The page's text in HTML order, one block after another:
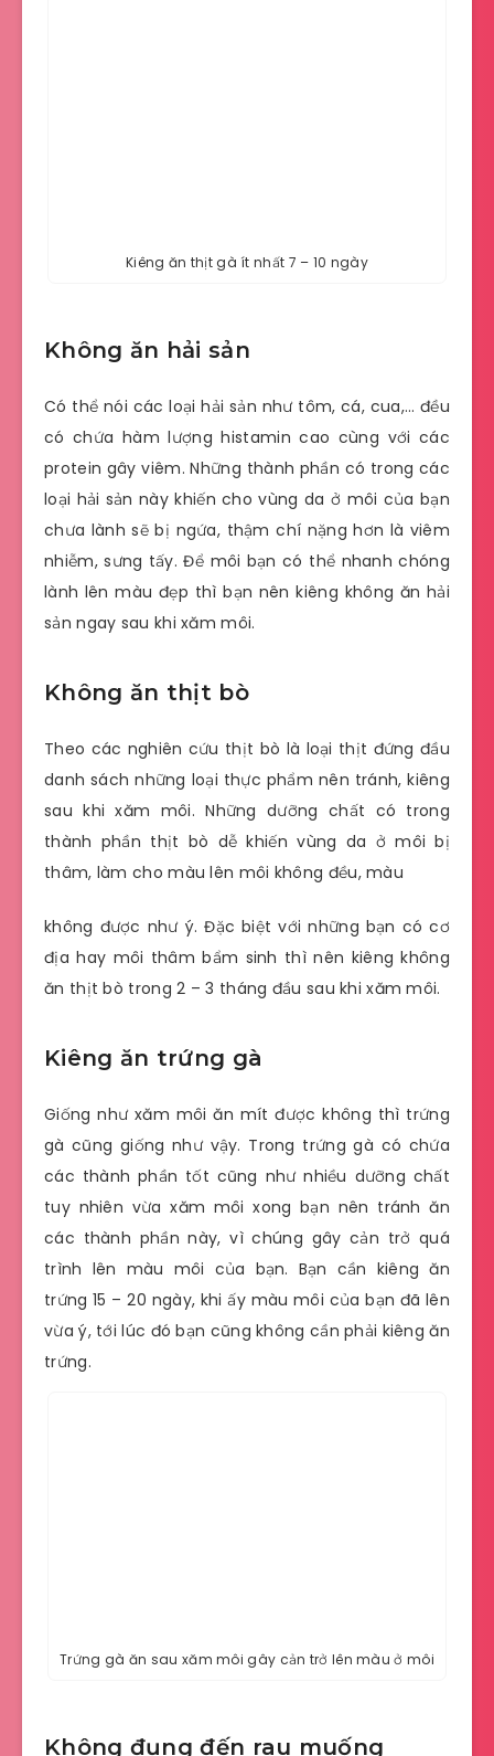
Kiêng ăn thịt gà ít nhất 7 – 10 ngày
Không ăn hải sản
Có thể nói các loại hải sản như tôm, cá, cua,… đều
có chứa hàm lượng histamin cao cùng với các
protein gây viêm. Những thành phần có trong các
loại hải sản này khiến cho vùng da ở môi của bạn
chưa lành sẽ bị ngứa, thậm chí nặng hơn là viêm
nhiễm, sưng tấy. Để môi bạn có thể nhanh chóng
lành lên màu đẹp thì bạn nên kiêng không ăn hải
sản ngay sau khi xăm môi.
Không ăn thịt bò
Theo các nghiên cứu thịt bò là loại thịt đứng đầu
danh sách những loại thực phẩm nên tránh, kiêng
sau khi xăm môi. Những dưỡng chất có trong
thành phần thịt bò dễ khiến vùng da ở môi bị
thâm, làm cho màu lên môi không đều, màu
không được như ý. Đặc biệt với những bạn có cơ
địa hay môi thâm bẩm sinh thì nên kiêng không
ăn thịt bò trong 2 – 3 tháng đầu sau khi xăm môi.
Kiêng ăn trứng gà
Giống như xăm môi ăn mít được không thì trứng
gà cũng giống như vậy. Trong trứng gà có chứa
các thành phần tốt cũng như nhiều dưỡng chất
tuy nhiên vừa xăm môi xong bạn nên tránh ăn
các thành phần này, vì chúng gây cản trở quá
trình lên màu môi của bạn. Bạn cần kiêng ăn
trứng 15 – 20 ngày, khi ấy màu môi của bạn đã lên
vừa ý, tới lúc đó bạn cũng không cần phải kiêng ăn
trứng.
Trứng gà ăn sau xăm môi gây cản trở lên màu ở môi
Không đụng đến rau muống